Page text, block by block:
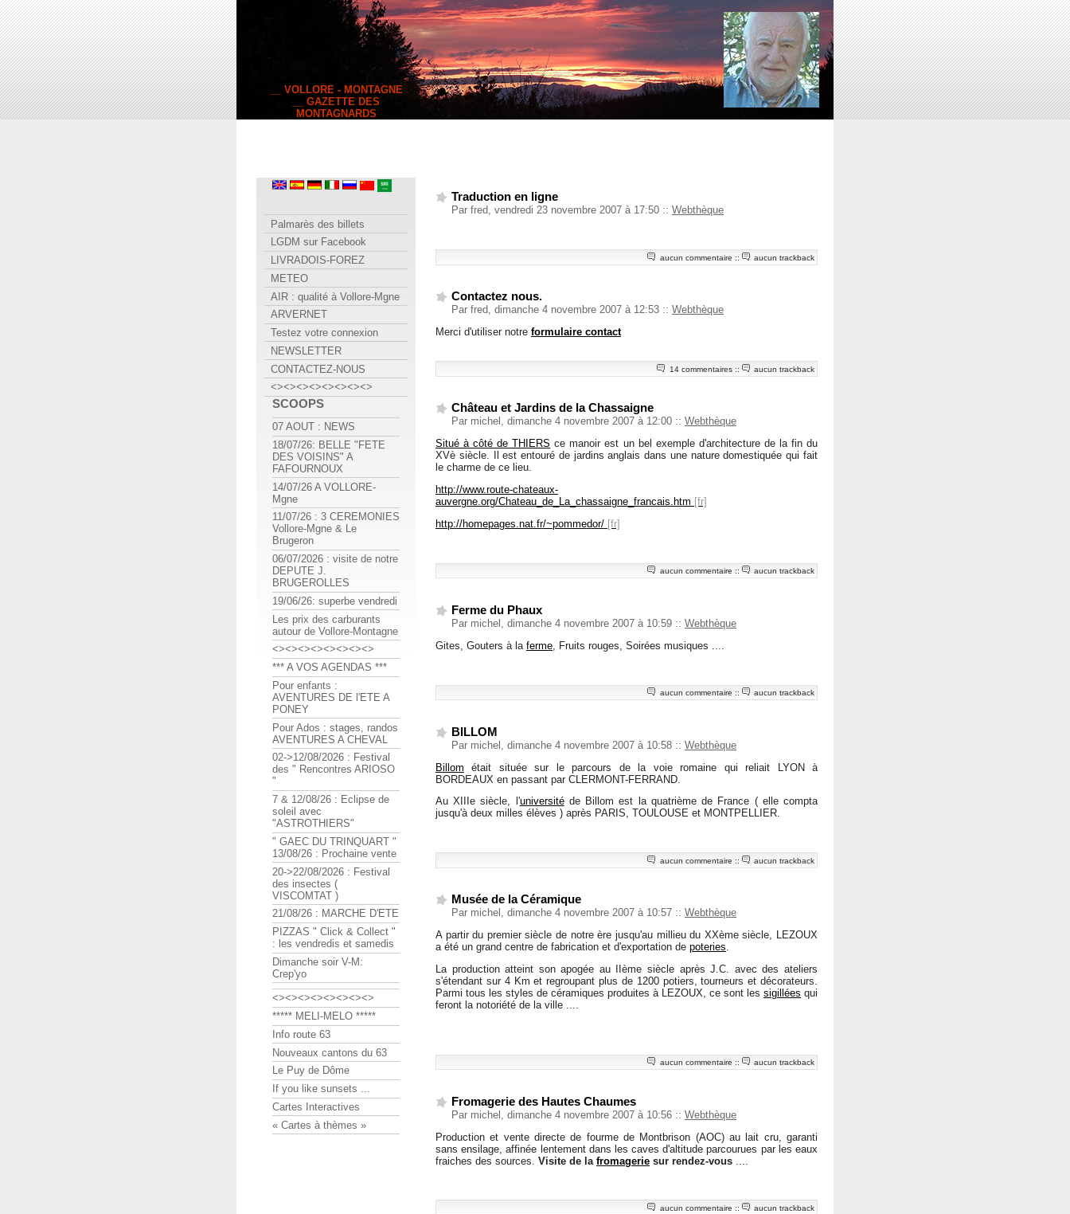
__ VOLLORE - MONTAGNE
__ GAZETTE DES
MONTAGNARDS
Traduction en ligne
Par fred, vendredi 23 novembre 2007 à 17:50 :: Webthèque
aucun commentaire :: aucun trackback
Contactez nous.
Par fred, dimanche 4 novembre 2007 à 12:53 :: Webthèque
Merci d'utiliser notre formulaire contact
14 commentaires :: aucun trackback
Château et Jardins de la Chassaigne
Par michel, dimanche 4 novembre 2007 à 12:00 :: Webthèque
Situé à côté de THIERS ce manoir est un bel exemple d'architecture de la fin du
XVè siècle. Il est entouré de jardins anglais dans une nature domestiquée qui fait
le charme de ce lieu.
http://www.route-chateaux-
auvergne.org/Chateau_de_La_chassaigne_francais.htm
http://homepages.nat.fr/~pommedor/
aucun commentaire :: aucun trackback
Ferme du Phaux
Par michel, dimanche 4 novembre 2007 à 10:59 :: Webthèque
Gites, Gouters à la ferme , Fruits rouges, Soirées musiques ....
aucun commentaire :: aucun trackback
BILLOM
Par michel, dimanche 4 novembre 2007 à 10:58 :: Webthèque
Billom était située sur le parcours de la voie romaine qui reliait LYON à
BORDEAUX en passant par CLERMONT-FERRAND.
Au XIIIe siècle, l'universitéde Billom est la quatrième de France ( elle compta
jusqu'à deux milles élèves ) après PARIS, TOULOUSE et MONTPELLIER.
aucun commentaire :: aucun trackback
Musée de la Céramique
Par michel, dimanche 4 novembre 2007 à 10:57 :: Webthèque
A partir du premier siècle de notre ère jusqu'au millieu du XXème siècle, LEZOUX
a été un grand centre de fabrication et d'exportation de poteries.
La production atteint son apogée au IIème siècle après J.C. avec des ateliers
s'étendant sur 4 Km et regroupant plus de 1200 potiers, tourneurs et décorateurs.
Parmi tous les styles de céramiques produites à LEZOUX, ce sont les sigillées qui
feront la notoriété de la ville ....
aucun commentaire :: aucun trackback
Fromagerie des Hautes Chaumes
Par michel, dimanche 4 novembre 2007 à 10:56 :: Webthèque
Production et vente directe de fourme de Montbrison (AOC) au lait cru, garanti
sans ensilage, affinée lentement dans les caves d'altitude parcourues par les eaux
fraiches des sources. Visite de la fromagerie sur rendez-vous
aucun commentaire :: aucun trackback
Palmarès des billets
LGDM sur Facebook
LIVRADOIS-FOREZ
METEO
AIR : qualité à Vollore-Mgne
ARVERNET
Testez votre connexion
NEWSLETTER
CONTACTEZ-NOUS
<><><><><><><><>
SCOOPS
07 AOUT : NEWS
18/07/26: BELLE "FETE
DES VOISINS" A
FAFOURNOUX
14/07/26 A VOLLORE-
Mgne
11/07/26 : 3 CEREMONIES
Vollore-Mgne & Le
Brugeron
06/07/2026 : visite de notre
DEPUTE J.
BRUGEROLLES
19/06/26: superbe vendredi
Les prix des carburants
autour de Vollore-Montagne
<><><><><><><><>
*** A VOS AGENDAS ***
Pour enfants :
AVENTURES DE l'ETE A
PONEY
Pour Ados : stages, randos
AVENTURES A CHEVAL
02->12/08/2026 : Festival
des " Rencontres ARIOSO
"
7 & 12/08/26 : Eclipse de
soleil avec
"ASTROTHIERS"
" GAEC DU TRINQUART "
13/08/26 : Prochaine vente
20->22/08/2026 : Festival
des insectes (
VISCOMTAT )
21/08/26 : MARCHE D'ETE
PIZZAS " Click & Collect "
: les vendredis et samedis
Dimanche soir V-M:
Crep'yo
<><><><><><><><>
***** MELI-MELO *****
Info route 63
Nouveaux cantons du 63
Le Puy de Dôme
If you like sunsets ...
Cartes Interactives
« Cartes à thèmes »